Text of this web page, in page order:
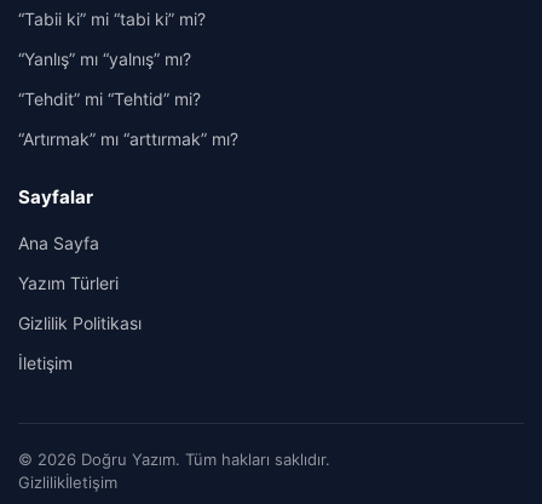
“Tabii ki” mi “tabi ki” mi?
“Yanlış” mı “yalnış” mı?
“Tehdit” mi “Tehtid” mi?
“Artırmak” mı “arttırmak” mı?
Sayfalar
Ana Sayfa
Yazım Türleri
Gizlilik Politikası
İletişim
© 2026 Doğru Yazım. Tüm hakları saklıdır.
Gizlilikİletişim